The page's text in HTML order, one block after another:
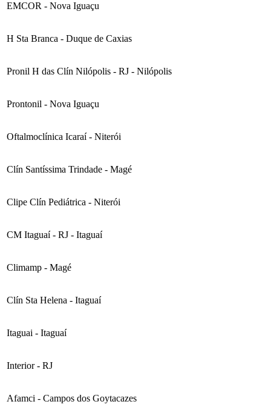
EMCOR - Nova Iguaçu
H Sta Branca - Duque de Caxias
Pronil H das Clín Nilópolis - RJ - Nilópolis
Prontonil - Nova Iguaçu
Oftalmoclínica Icaraí - Niterói
Clín Santíssima Trindade - Magé
Clipe Clín Pediátrica - Niterói
CM Itaguaí - RJ - Itaguaí
Climamp - Magé
Clín Sta Helena - Itaguaí
Itaguai - Itaguaí
Interior - RJ
Afamci - Campos dos Goytacazes